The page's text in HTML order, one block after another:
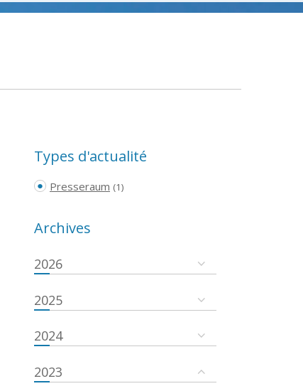
Types d'actualité
Presseraum (1)
Archives
2026
2025
2024
2023